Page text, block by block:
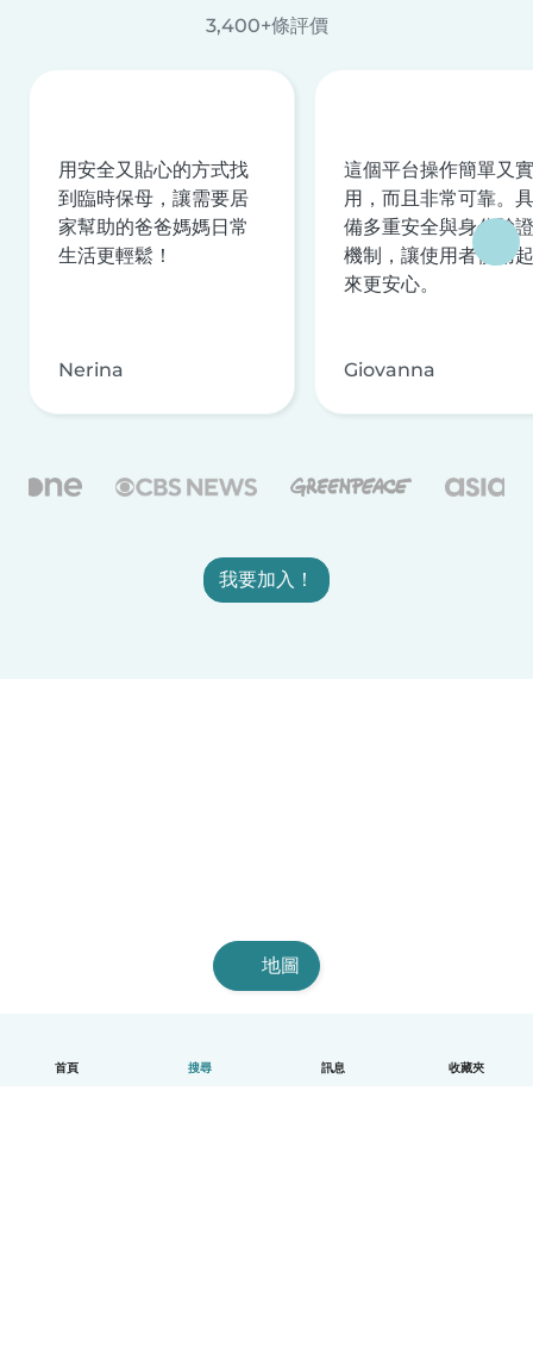
首頁 搜尋 訊息 收藏夾
3,400+條評價
用安全又貼心的方式找
到臨時保母，讓需要居
家幫助的爸爸媽媽日常
生活更輕鬆！
Nerina
這個平台操作簡單又實
用，而且非常可靠。具
備多重安全與身分驗證
機制，讓使用者使用起
來更安心。
Giovanna
我要加入！
地圖